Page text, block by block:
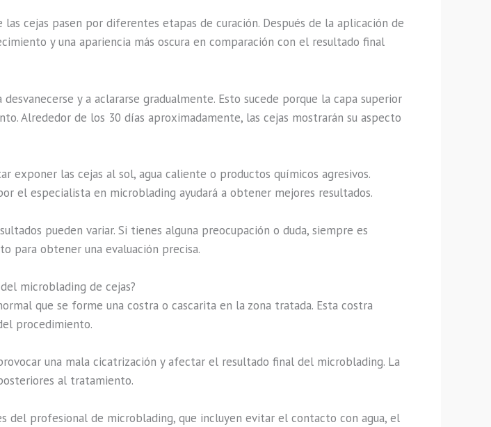
cejas pasen por diferentes etapas de curación. Después de la aplicación de
y una apariencia más oscura en comparación con el resultado final
y a aclararse gradualmente. Esto sucede porque la capa superior
Alrededor de los 30 días aproximadamente, las cejas mostrarán su aspecto
las cejas al sol, agua caliente o productos químicos agresivos.
el especialista en microblading ayudará a obtener mejores resultados.
pueden variar. Si tienes alguna preocupación o duda, siempre es
para obtener una evaluación precisa.
microblading de cejas?
que se forme una costra o cascarita en la zona tratada. Esta costra
procedimiento.
una mala cicatrización y afectar el resultado final del microblading. La
al tratamiento.
del profesional de microblading, que incluyen evitar el contacto con agua, el